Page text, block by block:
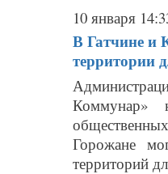
10 января
В Гатчине и
территории
Коммунар»
Горожане
территорий